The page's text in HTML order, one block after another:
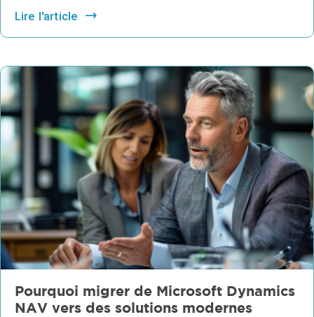
Lire l'article
Pourquoi migrer de Microsoft Dynamics
NAV vers des solutions modernes